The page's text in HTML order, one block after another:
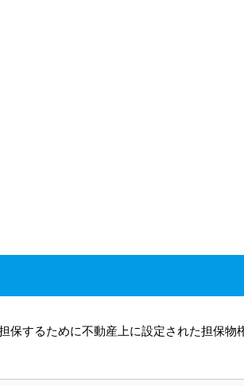
保するために不動産上に設定された担保物